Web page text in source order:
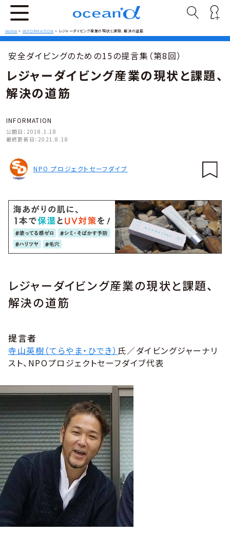
Home > INFORMATION > レジャーダイビング産業の現状と課題、解決の道筋
安全ダイビングのための15の提言集（第8回）
レジャーダイビング産業の現状と課題、
解決の道筋
INFORMATION
公開日： 2018.1.18
最終更新日： 2021.8.18
NPO プロジェクトセーフダイブ
レジャーダイビング産業の現状と課題、
解決の道筋
提言者
寺山英樹（てらやま・ひでき） 氏／ダイビングジャーナリ
スト、NPOプロジェクトセーフダイブ代表